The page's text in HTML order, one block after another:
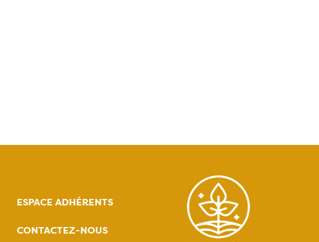
ESPACE ADHÉRENTS
CONTACTEZ-NOUS